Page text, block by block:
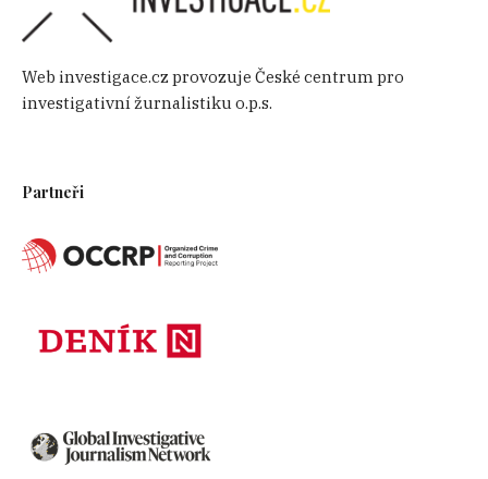
Web investigace.cz provozuje České centrum pro
investigativní žurnalistiku o.p.s.
Partneři